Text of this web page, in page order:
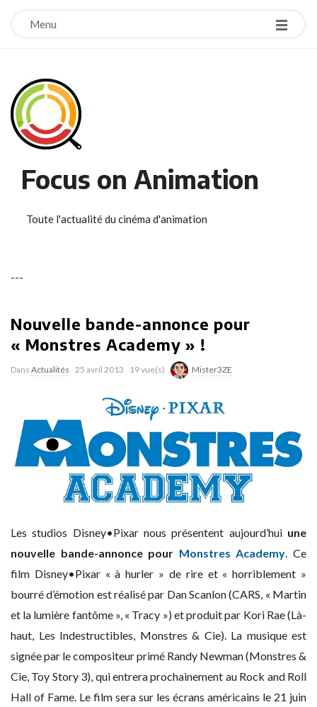
Menu
Focus on Animation
Toute l'actualité du cinéma d'animation
---
Nouvelle bande-annonce pour
« Monstres Academy » !
Dans Actualités 25 avril 2013 19 vue(s) Mister3ZE
Les studios Disney•Pixar nous présentent aujourd’hui une
nouvelle bande-annonce pour Monstres Academy . Ce
film Disney•Pixar « à hurler » de rire et « horriblement »
bourré d’émotion est réalisé par Dan Scanlon (CARS, « Martin
et la lumière fantôme », « Tracy ») et produit par Kori Rae (Là-
haut, Les Indestructibles, Monstres & Cie). La musique est
signée par le compositeur primé Randy Newman (Monstres &
Cie, Toy Story 3), qui entrera prochainement au Rock and Roll
Hall of Fame. Le film sera sur les écrans américains le 21 juin